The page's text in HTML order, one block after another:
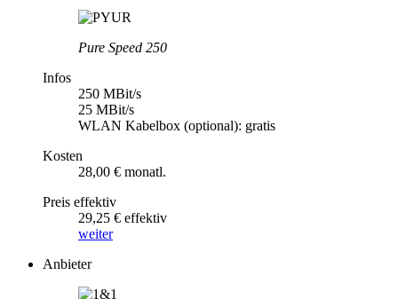
Pure Speed 250
Infos
250 MBit/s
25 MBit/s
WLAN Kabelbox (optional): gratis
Kosten
28,00 € monatl.
Preis effektiv
29,25 € effektiv
weiter
Anbieter